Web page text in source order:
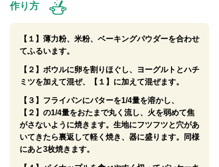
作り方
【１】薄力粉、米粉、ベーキングパウダーを合わせ
てふるいます。
【２】ボウルに卵を割りほぐし、ヨーグルトとハチ
ミツを加えて混ぜ、【１】に加えて混ぜます。
【３】フライパンにバターを1/4量を溶かし、
【２】の1/4量をおたまで丸く流し、火を弱めて焦
がさないように焼きます。生地にフツフツと穴があ
いてきたら裏返して軽く焼き、器に盛ります。同様
にあと3枚焼きます。